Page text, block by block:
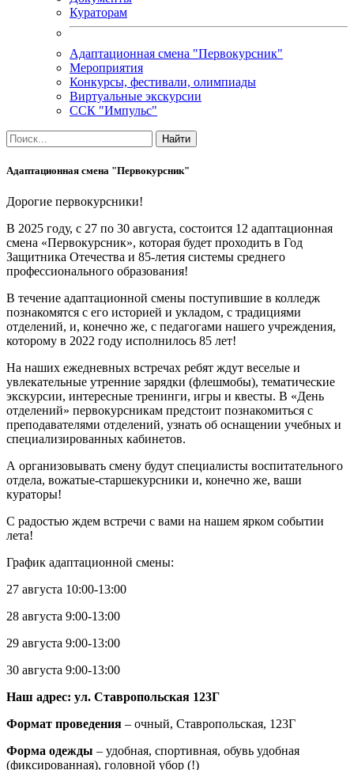
Кураторам
Адаптационная смена "Первокурсник"
Мероприятия
Конкурсы, фестивали, олимпиады
Виртуальные экскурсии
ССК "Импульс"
Адаптационная смена "Первокурсник"
Дорогие первокурсники!
В 2025 году, с 27 по 30 августа, состоится 12 адаптационная
смена «Первокурсник», которая будет проходить в Год
Защитника Отечества и 85-летия системы среднего
профессионального образования!
В течение адаптационной смены поступившие в колледж
познакомятся с его историей и укладом, с традициями
отделений, и, конечно же, с педагогами нашего учреждения,
которому в 2022 году исполнилось 85 лет!
На наших ежедневных встречах ребят ждут веселые и
увлекательные утренние зарядки (флешмобы), тематические
экскурсии, интересные тренинги, игры и квесты. В «День
отделений» первокурсникам предстоит познакомиться с
преподавателями отделений, узнать об оснащении учебных и
специализированных кабинетов.
А организовывать смену будут специалисты воспитательного
отдела, вожатые-старшекурсники и, конечно же, ваши
кураторы!
С радостью ждем встречи с вами на нашем ярком событии
лета!
График адаптационной смены:
27 августа 10:00-13:00
28 августа 9:00-13:00
29 августа 9:00-13:00
30 августа 9:00-13:00
Наш адрес: ул. Ставропольская 123Г
Формат проведения – очный, Ставропольская, 123Г
Форма одежды – удобная, спортивная, обувь удобная
(фиксированная), головной убор (!)